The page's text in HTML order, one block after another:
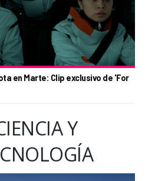
en Marte: Clip exclusivo de 'For
Y